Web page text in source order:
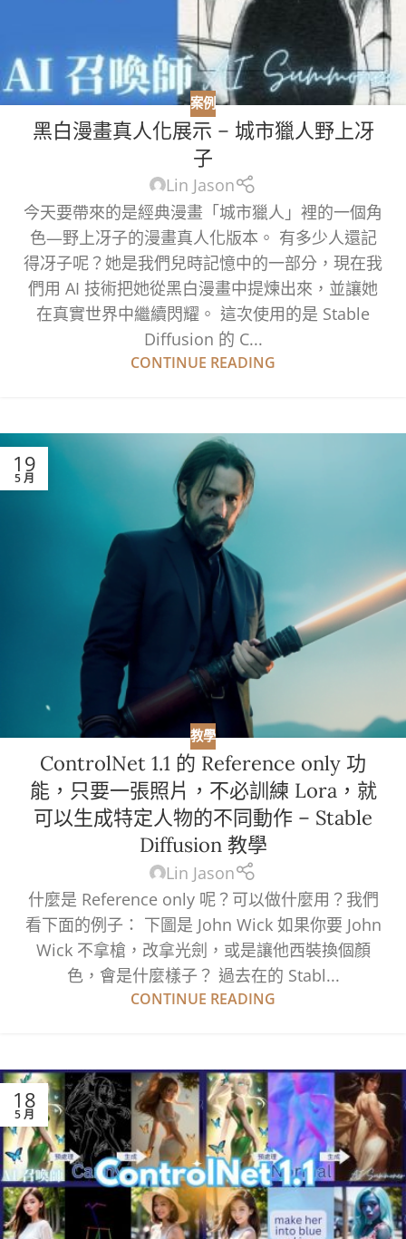
案例
黑白漫畫真人化展示 – 城市獵人野上冴
子
Lin Jason
今天要帶來的是經典漫畫「城市獵人」裡的一個角
色—野上冴子的漫畫真人化版本。 有多少人還記
得冴子呢？她是我們兒時記憶中的一部分，現在我
們用 AI 技術把她從黑白漫畫中提煉出來，並讓她
在真實世界中繼續閃耀。 這次使用的是 Stable
Diffusion 的 C...
CONTINUE READING
19
5 月
教學
ControlNet 1.1 的 Reference only 功
能，只要一張照片，不必訓練 Lora，就
可以生成特定人物的不同動作 – Stable
Diffusion 教學
Lin Jason
什麼是 Reference only 呢？可以做什麼用？我們
看下面的例子： 下圖是 John Wick 如果你要 John
Wick 不拿槍，改拿光劍，或是讓他西裝換個顏
色，會是什麼樣子？ 過去在的 Stabl...
CONTINUE READING
18
5 月